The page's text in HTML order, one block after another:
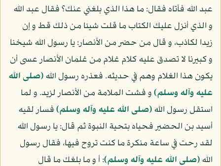
عبد الله فأتاه فقال: ما هذا الذي بلغني عنك؟ فقال عبد الله
و الذي أنزل عليك الكتاب ما قلت شيئا من ذلك قط و إن
زيدا لكاذب، و قال من حضر من الأنصار: يا رسول الله شيخنا
و كبيرنا لا تصدق عليه كلام غلام من غلمان الأنصار عسى أن
يكون هذا الغلام وهم في حديثه. فعذره رسول الله(صلى الله
عليه وآله وسلم)و فشت الملامة من الأنصار لزيد. و لما
استقل رسول الله(صلى الله عليه وآله وسلم)فسار لقيه
أسيد بن الحضير فحياه بتحية النبوة ثم قال: يا رسول الله
لقد رحت في ساعة منكرة ما كنت تروح فيها، فقال رسول
الله(صلى الله عليه وآله وسلم): أ و ما بلغك ما قال